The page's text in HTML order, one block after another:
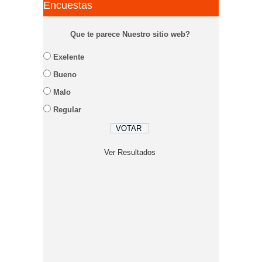
Encuestas
Que te parece Nuestro sitio web?
Exelente
Bueno
Malo
Regular
Ver Resultados